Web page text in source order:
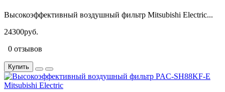
Высокоэффективный воздушный фильтр Mitsubishi Electric...
24300руб.
0 отзывов
Купить